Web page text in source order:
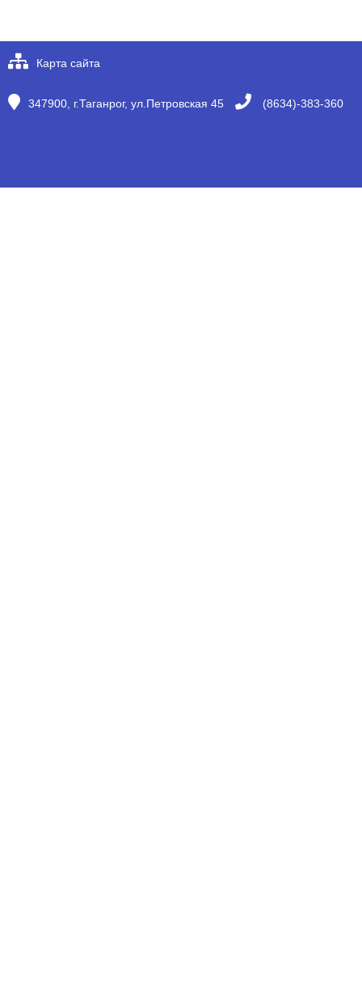
Карта сайта
347900, г.Таганрог, ул.Петровская 45 (8634)-383-360